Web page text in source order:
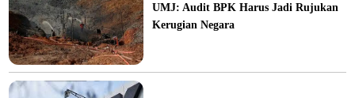
UMJ: Audit BPK Harus Jadi Rujukan
Kerugian Negara